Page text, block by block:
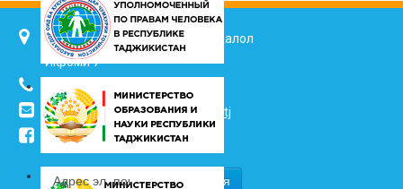
734025, г. Душанбе, улица Джалол
Икроми 7
(+992 37) 2217352
info@vhk.tj
info@ombudsman.tj
/kudakon